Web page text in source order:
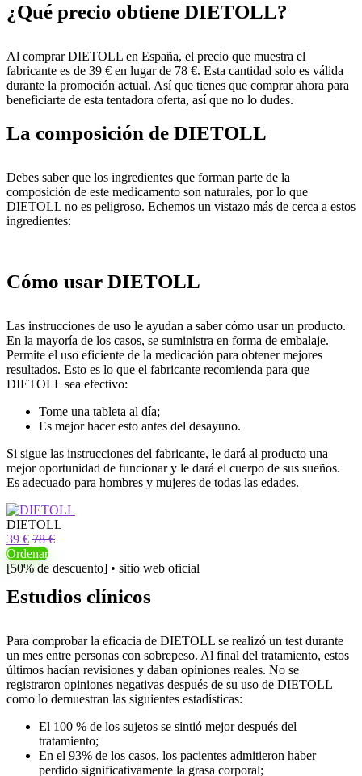
¿Qué precio obtiene DIETOLL?
Al comprar DIETOLL en España, el precio que muestra el
fabricante es de 39 € en lugar de 78 €. Esta cantidad solo es válida
durante la promoción actual. Así que tienes que comprar ahora para
beneficiarte de esta tentadora oferta, así que no lo dudes.
La composición de DIETOLL
Debes saber que los ingredientes que forman parte de la
composición de este medicamento son naturales, por lo que
DIETOLL no es peligroso. Echemos un vistazo más de cerca a estos
ingredientes:
Cómo usar DIETOLL
Las instrucciones de uso le ayudan a saber cómo usar un producto.
En la mayoría de los casos, se suministra en forma de embalaje.
Permite el uso eficiente de la medicación para obtener mejores
resultados. Esto es lo que el fabricante recomienda para que
DIETOLL sea efectivo:
Tome una tableta al día;
Es mejor hacer esto antes del desayuno.
Si sigue las instrucciones del fabricante, le dará al producto una
mejor oportunidad de funcionar y le dará el cuerpo de sus sueños.
Es adecuado para hombres y mujeres de todas las edades.
DIETOLL
39 € 78 €
Ordenar
[50% de descuento] • sitio web oficial
Estudios clínicos
Para comprobar la eficacia de DIETOLL se realizó un test durante
un mes entre personas con sobrepeso. Al final del tratamiento, estos
últimos hacían revisiones y daban opiniones reales. No se
registraron opiniones negativas después de su uso de DIETOLL
como lo demuestran las siguientes estadísticas:
El 100 % de los sujetos se sintió mejor después del
tratamiento;
En el 93% de los casos, los pacientes admitieron haber
perdido significativamente la grasa corporal;